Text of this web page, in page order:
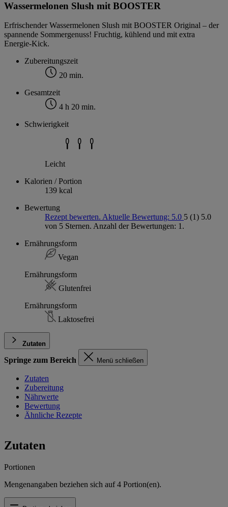
Wassermelonen Slush mit BOOSTER
Erfrischender Wassermelonen Slush mit BOOSTER Original – der
spannende Sommergenuss! Fruchtig, kühlend und mit extra
Energie-Kick.
Zubereitungszeit
20 min.
Gesamtzeit
4 h 20 min.
Schwierigkeit
Leicht
Kalorien / Portion
139 kcal
Bewertung
Rezept bewerten. Aktuelle Bewertung: 5.0 5 (1) 5.0
von 5 Sternen. Anzahl der Bewertungen: 1.
Ernährungsform
Vegan
Ernährungsform
Glutenfrei
Ernährungsform
Laktosefrei
Zutaten
Springe zum Bereich Menü schließen
Zutaten
Zubereitung
Nährwerte
Bewertung
Ähnliche Rezepte
Zutaten
Portionen
Mengenangaben beziehen sich auf4 Portion(en).